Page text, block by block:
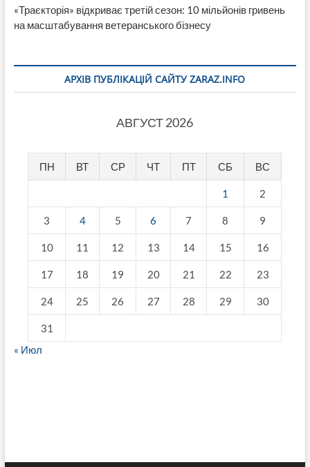
«Траєкторія» відкриває третій сезон: 10 мільйонів гривень
на масштабування ветеранського бізнесу
АРХІВ ПУБЛІКАЦІЙ САЙТУ ZARAZ.INFO
АВГУСТ 2026
ПН ВТ СР ЧТ ПТ СБ ВС
1 2
3 4 5 6 7 8 9
10 11 12 13 14 15 16
17 18 19 20 21 22 23
24 25 26 27 28 29 30
31
« Июл